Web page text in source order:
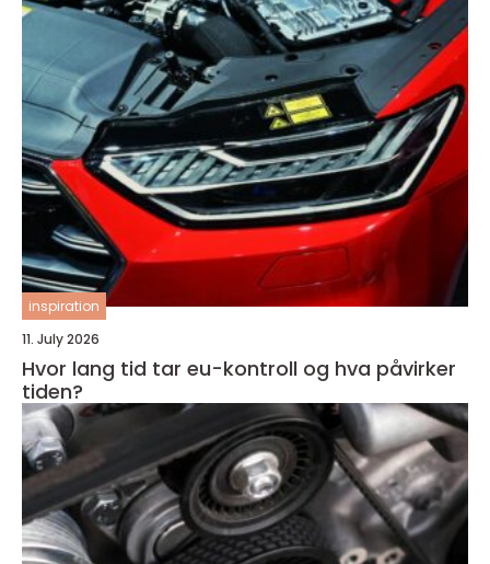
inspiration
11. July 2026
Hvor lang tid tar eu-kontroll og hva påvirker
tiden?